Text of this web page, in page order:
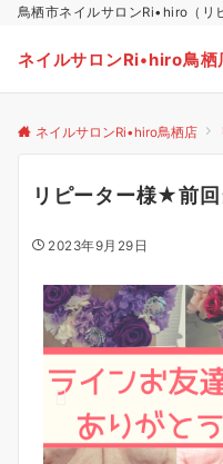
鳥栖市ネイルサロンRi•hiro（リ
ネイルサロンRi•hiro鳥栖
ネイルサロンRi•hiro鳥栖店
リピーター様★前回
2023年9月29日